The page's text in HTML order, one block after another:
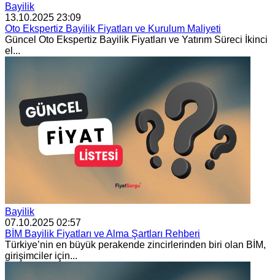
Bayilik
13.10.2025 23:09
Oto Ekspertiz Bayilik Fiyatları ve Kurulum Maliyeti
Güncel Oto Ekspertiz Bayilik Fiyatları ve Yatırım Süreci İkinci
el...
Bayilik
07.10.2025 02:57
BİM Bayilik Fiyatları ve Alma Şartları Rehberi
Türkiye’nin en büyük perakende zincirlerinden biri olan BİM,
girişimciler için...